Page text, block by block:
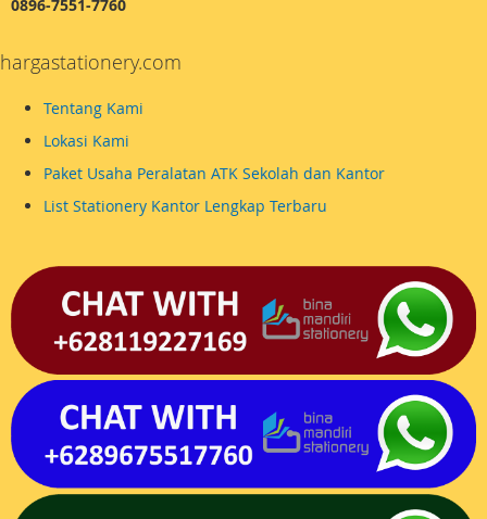
0896-7551-7760
hargastationery.com
Tentang Kami
Lokasi Kami
Paket Usaha Peralatan ATK Sekolah dan Kantor
List Stationery Kantor Lengkap Terbaru